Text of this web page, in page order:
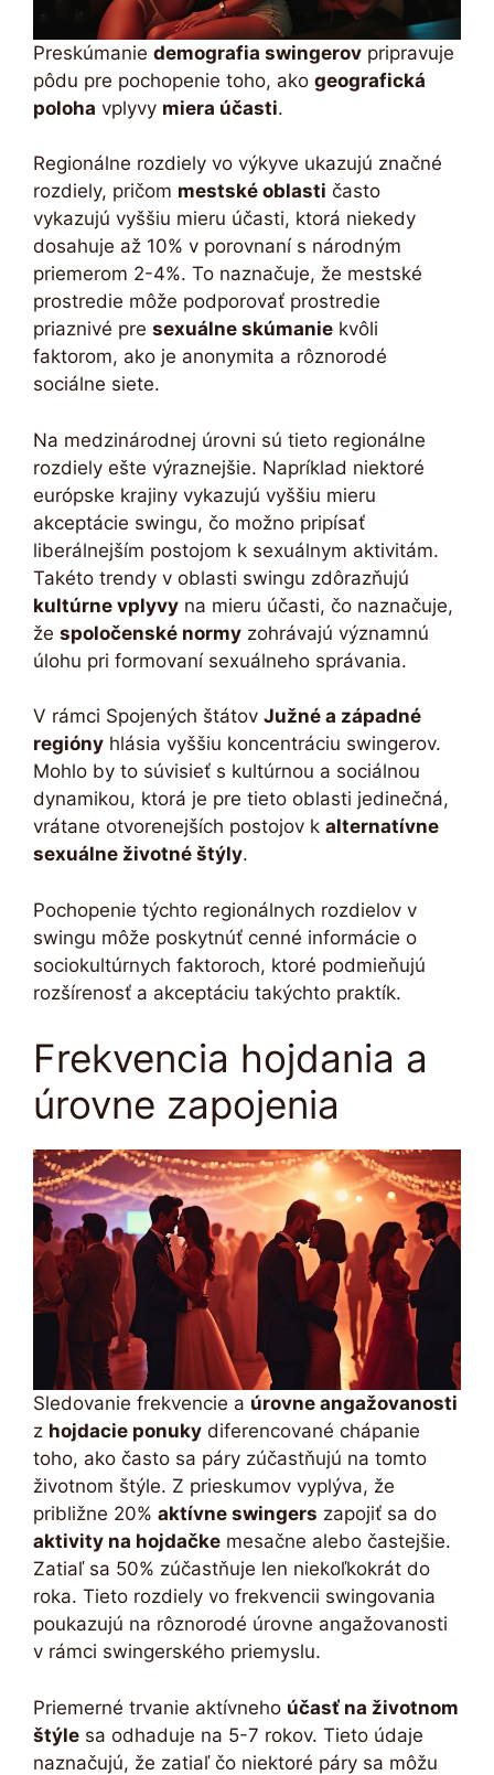
Preskúmanie demografia swingerov pripravuje
pôdu pre pochopenie toho, ako geografická
poloha vplyvy miera účasti.
Regionálne rozdiely vo výkyve ukazujú značné
rozdiely, pričom mestské oblasti často
vykazujú vyššiu mieru účasti, ktorá niekedy
dosahuje až 10% v porovnaní s národným
priemerom 2-4%. To naznačuje, že mestské
prostredie môže podporovať prostredie
priaznivé pre sexuálne skúmanie kvôli
faktorom, ako je anonymita a rôznorodé
sociálne siete.
Na medzinárodnej úrovni sú tieto regionálne
rozdiely ešte výraznejšie. Napríklad niektoré
európske krajiny vykazujú vyššiu mieru
akceptácie swingu, čo možno pripísať
liberálnejším postojom k sexuálnym aktivitám.
Takéto trendy v oblasti swingu zdôrazňujú
kultúrne vplyvy na mieru účasti, čo naznačuje,
že spoločenské normy zohrávajú významnú
úlohu pri formovaní sexuálneho správania.
V rámci Spojených štátov Južné a západné
regióny hlásia vyššiu koncentráciu swingerov.
Mohlo by to súvisieť s kultúrnou a sociálnou
dynamikou, ktorá je pre tieto oblasti jedinečná,
vrátane otvorenejších postojov k alternatívne
sexuálne životné štýly.
Pochopenie týchto regionálnych rozdielov v
swingu môže poskytnúť cenné informácie o
sociokultúrnych faktoroch, ktoré podmieňujú
rozšírenosť a akceptáciu takýchto praktík.
Frekvencia hojdania a
úrovne zapojenia
Sledovanie frekvencie a úrovne angažovanosti
z hojdacie ponuky diferencované chápanie
toho, ako často sa páry zúčastňujú na tomto
životnom štýle. Z prieskumov vyplýva, že
približne 20% aktívne swingers zapojiť sa do
aktivity na hojdačke mesačne alebo častejšie.
Zatiaľ sa 50% zúčastňuje len niekoľkokrát do
roka. Tieto rozdiely vo frekvencii swingovania
poukazujú na rôznorodé úrovne angažovanosti
v rámci swingerského priemyslu.
Priemerné trvanie aktívneho účasť na životnom
štýle sa odhaduje na 5-7 rokov. Tieto údaje
naznačujú, že zatiaľ čo niektoré páry sa môžu